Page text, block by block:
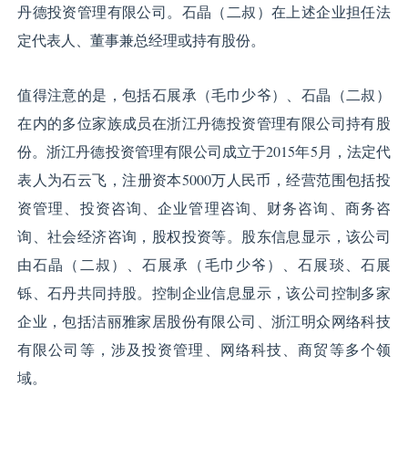
丹德投资管理有限公司。石晶（二叔）在上述企业担任法
定代表人、董事兼总经理或持有股份。
值得注意的是，包括石展承（毛巾少爷）、石晶（二叔）
在内的多位家族成员在浙江丹德投资管理有限公司持有股
份。浙江丹德投资管理有限公司成立于2015年5月，法定代
表人为石云飞，注册资本5000万人民币，经营范围包括投
资管理、投资咨询、企业管理咨询、财务咨询、商务咨
询、社会经济咨询，股权投资等。股东信息显示，该公司
由石晶（二叔）、石展承（毛巾少爷）、石展琰、石展
铄、石丹共同持股。控制企业信息显示，该公司控制多家
企业，包括洁丽雅家居股份有限公司、浙江明众网络科技
有限公司等，涉及投资管理、网络科技、商贸等多个领
域。